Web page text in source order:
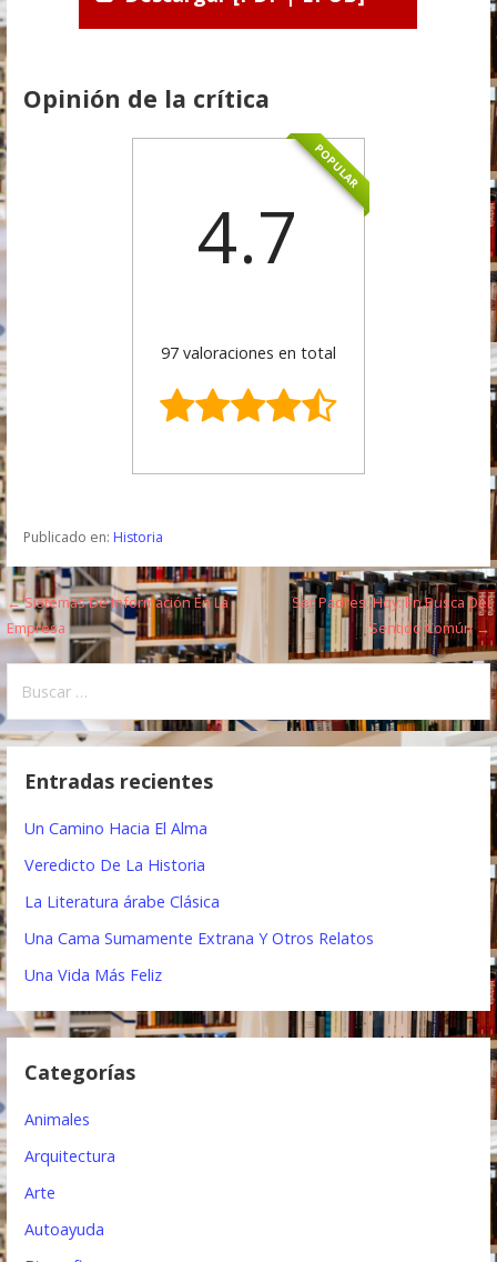
Opinión de la crítica
POPULAR
4.7
97 valoraciones en total
Publicado en: Historia
N
a
v
e
a
ó
n
d
n
← Sistemas De Información En La
Empresa
Ser Padres, Hoy: En Busca Del
Sentido Común →
s
Entradas recientes
Un Camino Hacia El Alma
Veredicto De La Historia
La Literatura árabe Clásica
Una Cama Sumamente Extrana Y Otros Relatos
Una Vida Más Feliz
Categorías
Animales
Arquitectura
Arte
Autoayuda